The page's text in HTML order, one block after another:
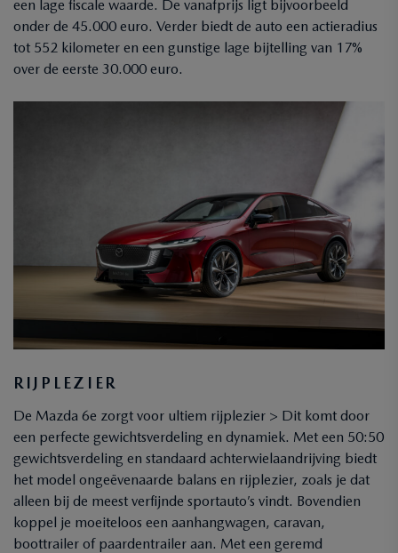
een lage fiscale waarde. De vanafprijs ligt bijvoorbeeld
onder de 45.000 euro. Verder biedt de auto een actieradius
tot 552 kilometer en een gunstige lage bijtelling van 17%
over de eerste 30.000 euro.
RIJPLEZIER
De Mazda 6e zorgt voor ultiem rijplezier > Dit komt door
een perfecte gewichtsverdeling en dynamiek. Met een 50:50
gewichtsverdeling en standaard achterwielaandrijving biedt
het model ongeëvenaarde balans en rijplezier, zoals je dat
alleen bij de meest verfijnde sportauto’s vindt. Bovendien
koppel je moeiteloos een aanhangwagen, caravan,
boottrailer of paardentrailer aan. Met een geremd